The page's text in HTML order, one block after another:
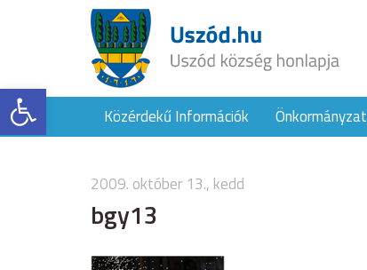
Eszköztár megnyitásaKözérdekű Információk Önkormányzat
2009. október 13., kedd
bgy13